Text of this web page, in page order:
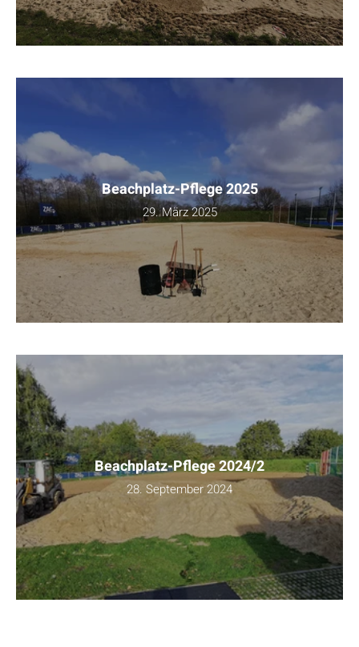
Beachplatz-Pflege 2025
29. März 2025
Beachplatz-Pflege 2024/2
28. September 2024